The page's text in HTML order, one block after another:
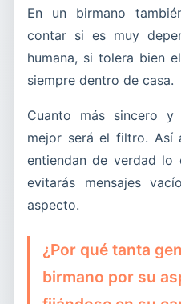
En un birmano
contar si es muy
humana, si tolera bien
siempre dentro de casa.
Cuanto más sincero
mejor será el filtro. Así
entiendan de verdad lo
evitarás mensajes
aspecto.
¿Por qué tanta
birmano por su